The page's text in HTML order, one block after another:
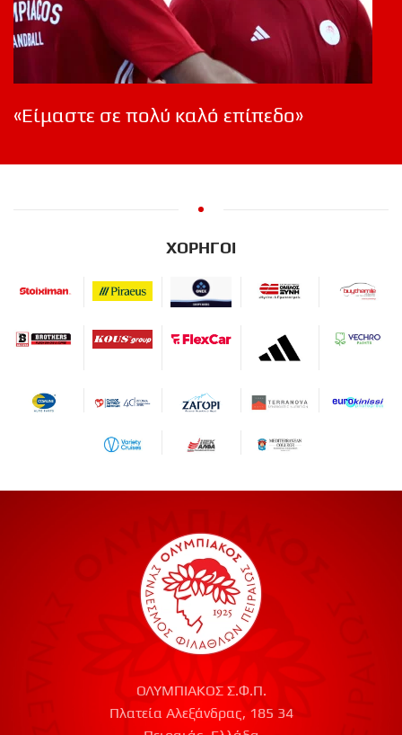
«Είμαστε σε πολύ καλό επίπεδο»
ΧΟΡΗΓΟΙ
ΟΛΥΜΠΙΑΚΟΣ Σ.Φ.Π.
Πλατεία Αλεξάνδρας, 185 34